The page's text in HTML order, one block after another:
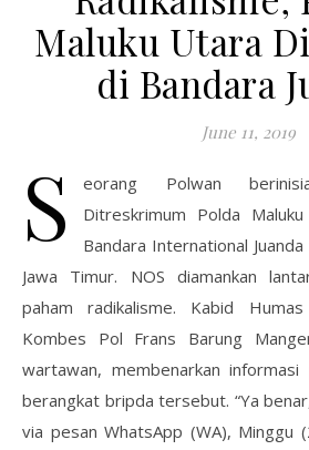
Maluku Utara
di Bandara
June 11, 2019
S
eorang Polwan
Ditreskrimum Polda
Bandara International
Jawa Timur. NOS diamankan
paham radikalisme. Kabid
Kombes Pol Frans Barung
wartawan, membenarkan informasi
berangkat bripda tersebut. “Ya
via pesan WhatsApp (WA), Minggu